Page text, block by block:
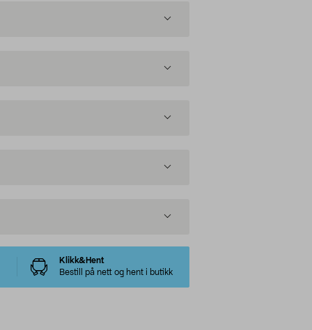
Klikk&Hent
Bestill på nett og hent i butikk